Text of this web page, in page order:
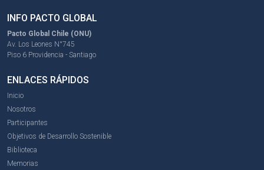
INFO PACTO GLOBAL
Pacto Global Chile (ONU)
Av. Los Leones N°745
Piso 6 Providencia - Santiago
ENLACES RÁPIDOS
Inicio
Nosotros
Participantes
Objetivos de Desarrollo Sostenible
Biblioteca
Memorias